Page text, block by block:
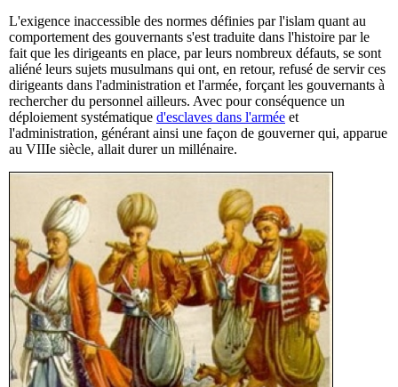
L'exigence inaccessible des normes définies par l'islam quant au
comportement des gouvernants s'est traduite dans l'histoire par le
fait que les dirigeants en place, par leurs nombreux défauts, se sont
aliéné leurs sujets musulmans qui ont, en retour, refusé de servir ces
dirigeants dans l'administration et l'armée, forçant les gouvernants à
rechercher du personnel ailleurs. Avec pour conséquence un
déploiement systématique d'esclaves dans l'armée et
l'administration, générant ainsi une façon de gouverner qui, apparue
au VIIIe siècle, allait durer un millénaire.